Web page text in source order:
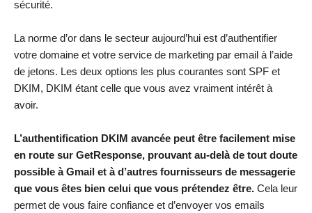
sécurité.
La norme d’or dans le secteur aujourd’hui est d’authentifier
votre domaine et votre service de marketing par email à l’aide
de jetons. Les deux options les plus courantes sont SPF et
DKIM, DKIM étant celle que vous avez vraiment intérêt à
avoir.
L’authentification DKIM avancée peut être facilement mise
en route sur GetResponse, prouvant au-delà de tout doute
possible à Gmail et à d’autres fournisseurs de messagerie
que vous êtes bien celui que vous prétendez être. Cela leur
permet de vous faire confiance et d’envoyer vos emails